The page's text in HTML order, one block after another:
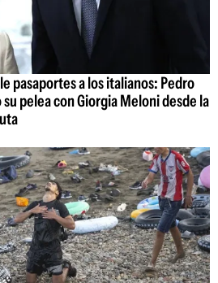
pasaportes a los italianos: Pedro
pelea con Giorgia Meloni desde la